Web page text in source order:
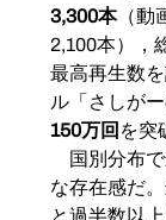
3,300本（動
2,100本），
最高再生数
ル「さしが
150万回 を突
国別分布で
な存在感だ
と過半数以